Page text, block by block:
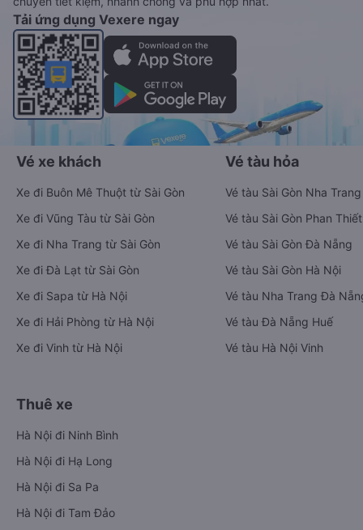
Tải ứng dụng Vexere ngay
Vé xe khách
Xe đi Buôn Mê Thuột từ Sài Gòn
Xe đi Vũng Tàu từ Sài Gòn
Xe đi Nha Trang từ Sài Gòn
Xe đi Đà Lạt từ Sài Gòn
Xe đi Sapa từ Hà Nội
Xe đi Hải Phòng từ Hà Nội
Xe đi Vinh từ Hà Nội
Vé tàu hỏa
Vé tàu Sài Gòn Nha Trang
Vé tàu Sài Gòn Phan Thiết
Vé tàu Sài Gòn Đà Nẵng
Vé tàu Sài Gòn Hà Nội
Vé tàu Nha Trang Đà
Vé tàu Đà Nẵng Huế
Vé tàu Hà Nội Vinh
Thuê xe
Hà Nội đi Ninh Bình
Hà Nội đi Hạ Long
Hà Nội đi Sa Pa
Hà Nội đi Tam Đảo